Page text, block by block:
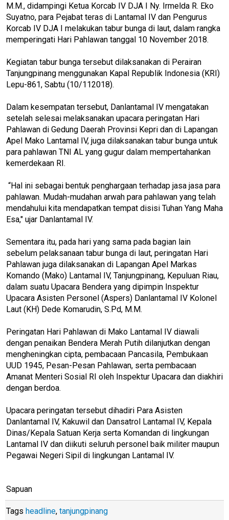
M.M., didampingi Ketua Korcab IV DJA I Ny. Irmelda R. Eko
Suyatno, para Pejabat teras di Lantamal IV dan Pengurus
Korcab IV DJA I melakukan tabur bunga di laut, dalam rangka
memperingati Hari Pahlawan tanggal 10 November 2018.
Kegiatan tabur bunga tersebut dilaksanakan di Perairan
Tanjungpinang menggunakan Kapal Republik Indonesia (KRI)
Lepu-861, Sabtu (10/112018).
Dalam kesempatan tersebut, Danlantamal IV mengatakan
setelah selesai melaksanakan upacara peringatan Hari
Pahlawan di Gedung Daerah Provinsi Kepri dan di Lapangan
Apel Mako Lantamal IV, juga dilaksanakan tabur bunga untuk
para pahlawan TNI AL yang gugur dalam mempertahankan
kemerdekaan RI.
“Hal ini sebagai bentuk penghargaan terhadap jasa jasa para
pahlawan. Mudah-mudahan arwah para pahlawan yang telah
mendahului kita mendapatkan tempat disisi Tuhan Yang Maha
Esa," ujar Danlantamal IV.
Sementara itu, pada hari yang sama pada bagian lain
sebelum pelaksanaan tabur bunga di laut, peringatan Hari
Pahlawan juga dilaksanakan di Lapangan Apel Markas
Komando (Mako) Lantamal IV, Tanjungpinang, Kepuluan Riau,
dalam suatu Upacara Bendera yang dipimpin Inspektur
Upacara Asisten Personel (Aspers) Danlantamal IV Kolonel
Laut (KH) Dede Komarudin, S.Pd, M.M.
Peringatan Hari Pahlawan di Mako Lantamal IV diawali
dengan penaikan Bendera Merah Putih dilanjutkan dengan
mengheningkan cipta, pembacaan Pancasila, Pembukaan
UUD 1945, Pesan-Pesan Pahlawan, serta pembacaan
Amanat Menteri Sosial RI oleh Inspektur Upacara dan diakhiri
dengan berdoa.
Upacara peringatan tersebut dihadiri Para Asisten
Danlantamal IV, Kakuwil dan Dansatrol Lantamal IV, Kepala
Dinas/Kepala Satuan Kerja serta Komandan di lingkungan
Lantamal IV dan diikuti seluruh personel baik militer maupun
Pegawai Negeri Sipil di lingkungan Lantamal IV.
Sapuan
Tags headline, tanjungpinang